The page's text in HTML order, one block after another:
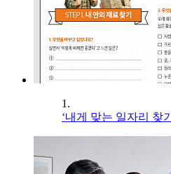
1.
‘내게 맞는 일자리 찾